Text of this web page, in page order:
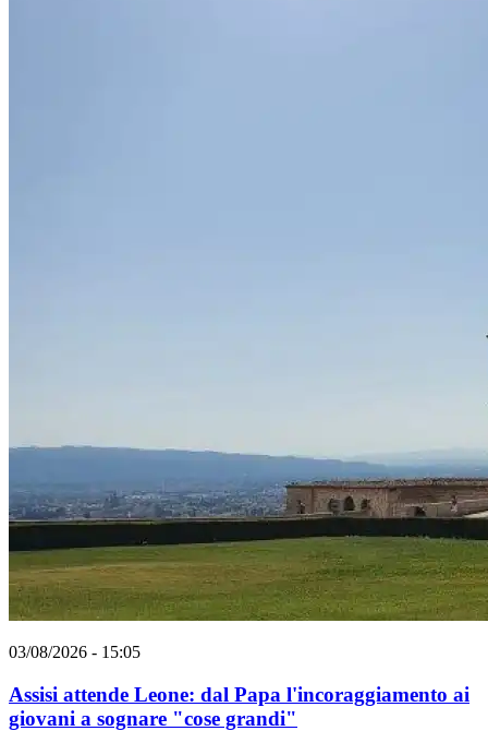
03/08/2026 - 15:05
Assisi attende Leone: dal Papa l'incoraggiamento ai
giovani a sognare "cose grandi"